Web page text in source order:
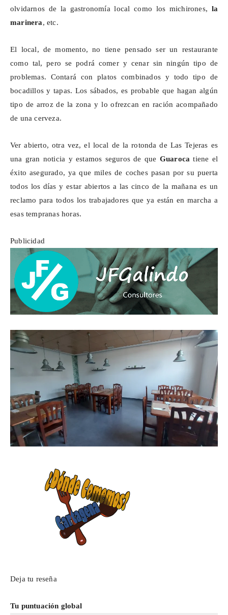
olvidarnos de la gastronomía local como los michirones, la
marinera, etc.
El local, de momento, no tiene pensado ser un restaurante
como tal, pero se podrá comer y cenar sin ningún tipo de
problemas. Contará con platos combinados y todo tipo de
bocadillos y tapas. Los sábados, es probable que hagan algún
tipo de arroz de la zona y lo ofrezcan en ración acompañado
de una cerveza.
Ver abierto, otra vez, el local de la rotonda de Las Tejeras es
una gran noticia y estamos seguros de que Guaroca tiene el
éxito asegurado, ya que miles de coches pasan por su puerta
todos los días y estar abiertos a las cinco de la mañana es un
reclamo para todos los trabajadores que ya están en marcha a
esas tempranas horas.
Publicidad
Deja tu reseña
Tu puntuación global